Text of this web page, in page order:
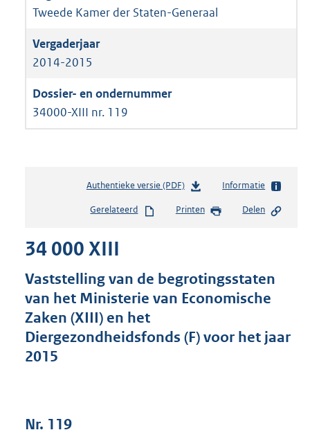
Tweede Kamer der Staten-Generaal
2014-2015
34000-XIII nr. 119
Authentieke versie (PDF)b
s
s
g
o
o
Informatie
Gerelateerd Printen Delen
34 000 XIII
Vaststelling van de begrotingsstaten
van het Ministerie van Economische
Zaken (XIII) en het
Diergezondheidsfonds (F) voor het jaar
2015
Nr. 119